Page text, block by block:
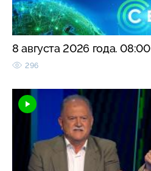
8 августа 2026 года. 08:00
296